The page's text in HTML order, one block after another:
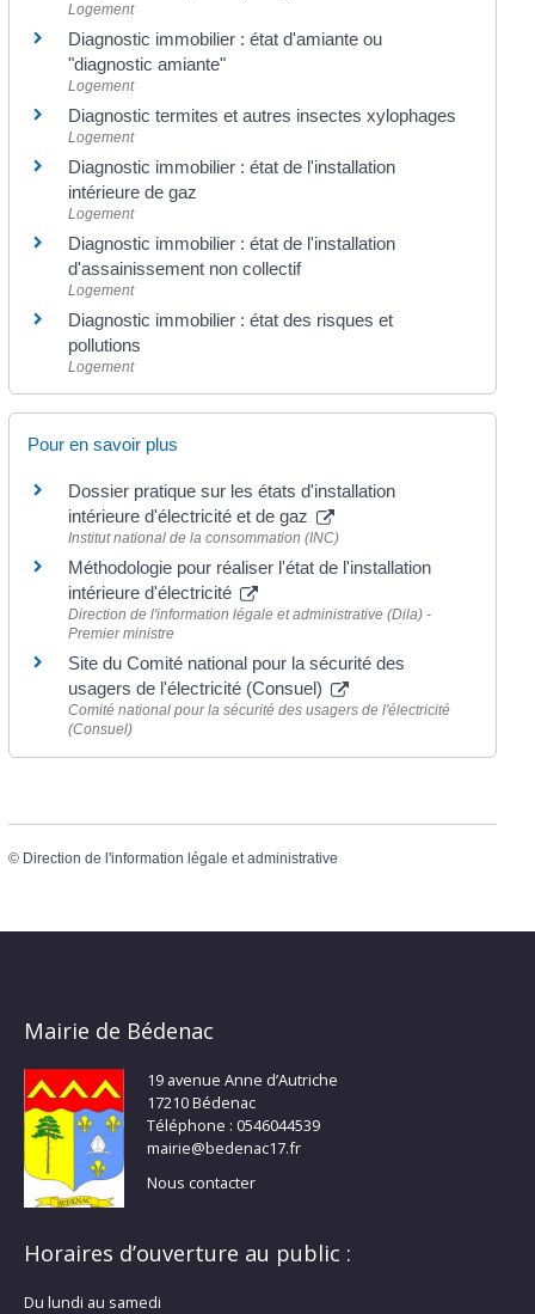
Logement
Diagnostic immobilier : état d'amiante ou
"diagnostic amiante"
Logement
Diagnostic termites et autres insectes xylophages
Logement
Diagnostic immobilier : état de l'installation
intérieure de gaz
Logement
Diagnostic immobilier : état de l'installation
d'assainissement non collectif
Logement
Diagnostic immobilier : état des risques et
pollutions
Logement
Pour en savoir plus
Dossier pratique sur les états d'installation
intérieure d'électricité et de gaz
Institut national de la consommation (INC)
Méthodologie pour réaliser l'état de l'installation
intérieure d'électricité
Direction de l'information légale et administrative (Dila) -
Premier ministre
Site du Comité national pour la sécurité des
usagers de l'électricité (Consuel)
Comité national pour la sécurité des usagers de l'électricité
(Consuel)
© Direction de l'information légale et administrative
Mairie de Bédenac
19 avenue Anne d’Autriche
17210 Bédenac
Téléphone : 0546044539
mairie@bedenac17.fr
Nous contacter
Horaires d’ouverture au public :
Du lundi au samedi